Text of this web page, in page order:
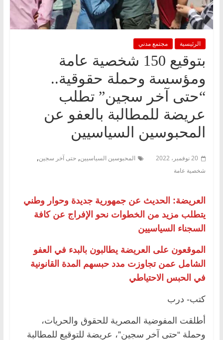
الرئيسية مجتمع مدني
بتوقيع 150 شخصية عامة
ومؤسسة وحملة حقوقية..
“حتى آخر سجين” تطلب
عريضة للمطالبة بالعفو عن
المحبوسين السياسيين
20 نوفمبر، 2022 المحبوسين السياسيين, حتى آخر سجين,
شخصية عامة
العريضة: الحديث عن جمهورية جديدة وحوار وطني
يتطلب مزيد من الخطوات نحو الإفراج عن كافة
السجناء السياسيين
الموقعون على العريضة يطالبون بالبدء في العفو
الشامل عمن تجاوزت مدد حبسهم المدة القانونية
في الحبس الاحتياطي
كتب- درب
أطلقت المفوضية المصرية للحقوق والحريات،
وحملة “حتى آخر سجين”، عريضة للتوقيع للمطالبة